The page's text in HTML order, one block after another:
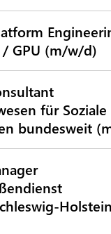
GPU (m/w/d)
für Soziale
bundesweit
Holstein